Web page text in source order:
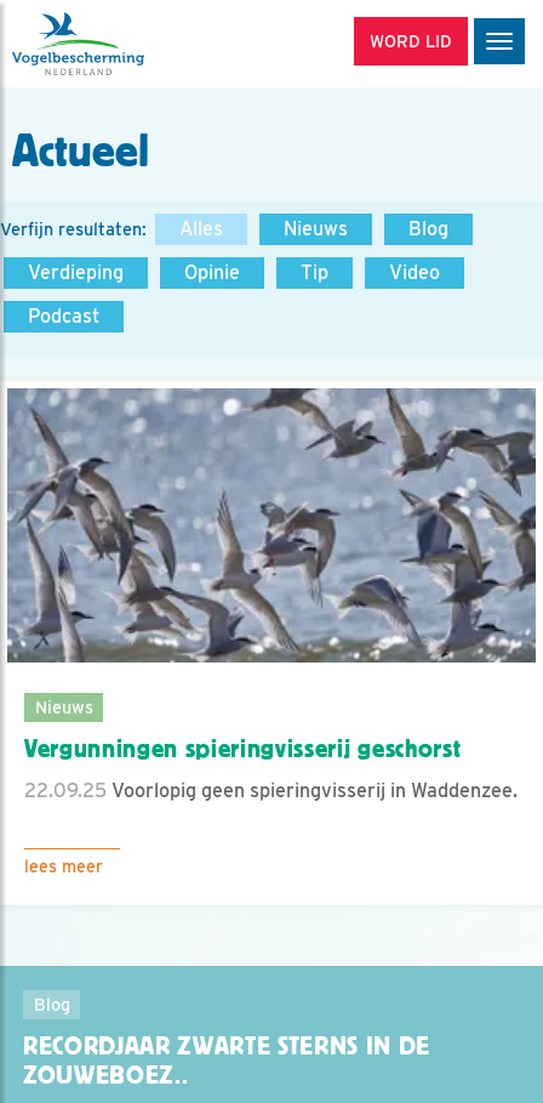
WORD LID
Actueel
Verfijn resultaten: Alles Nieuws
Blog
Verdieping
Opinie Tip
Video
Podcast
Nieuws
Vergunningen spieringvisserij geschorst
22.09.25 Voorlopig geen spieringvisserij in Waddenzee.
lees meer
Blog
RECORDJAAR ZWARTE STERNS IN DE
ZOUWEBOEZ..